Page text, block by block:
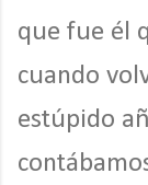
que fue él
cuando
estúpido